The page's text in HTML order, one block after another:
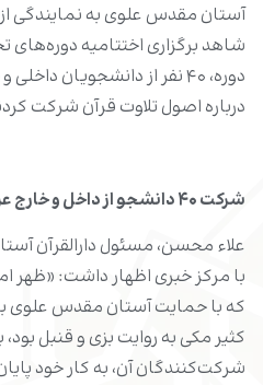
آستان مقدس علوی به نمایندگی
شاهد برگزاری اختتامیه
دوره، ۴۰ نفر از دانشجویان
درباره اصول تلاوت قرآن شرکت
شرکت ۴۰ دانشجو از داخل و خارج عراق
علاء محسن، مسئول دارالقرآن
با مرکز خبری اظهار داشت: «ظهر
که با حمایت آستان مقدس علوی
کثیر مکی به روایت بزی و قنبل بود،
شرکت‌کنندگان آن، به کار خود